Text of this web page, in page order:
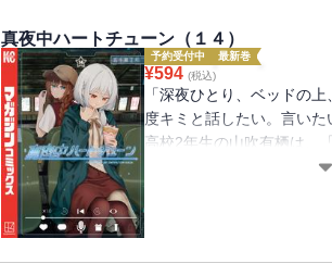
真夜中ハートチューン（１４）
予約受付中 最新巻
¥594 (税込)
「深夜ひとり、ベッドの
度キミと話したい。言いた
高校2年生の山吹有栖は、
らないラジオ配信者の少
バンドデビューを控える